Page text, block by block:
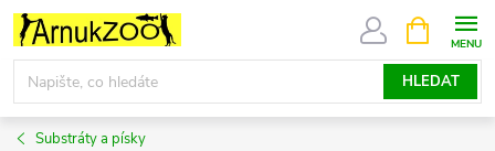
Přejít
obsah
HLEDAT
NÁKUPNÍ
KOŠÍK
Substráty a písky